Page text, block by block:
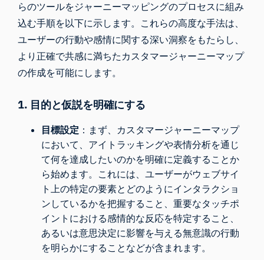
らのツールをジャーニーマッピングのプロセスに組み
込む手順を以下に示します。これらの高度な手法は、
ユーザーの行動や感情に関する深い洞察をもたらし、
より正確で共感に満ちたカスタマージャーニーマップ
の作成を可能にします。
1. 目的と仮説を明確にする
目標設定 ：まず、カスタマージャーニーマップ
において、アイトラッキングや表情分析を通じ
て何を達成したいのかを明確に定義することか
ら始めます。これには、ユーザーがウェブサイ
ト上の特定の要素とどのようにインタラクショ
ンしているかを把握すること、重要なタッチポ
イントにおける感情的な反応を特定すること、
あるいは意思決定に影響を与える無意識の行動
を明らかにすることなどが含まれます。